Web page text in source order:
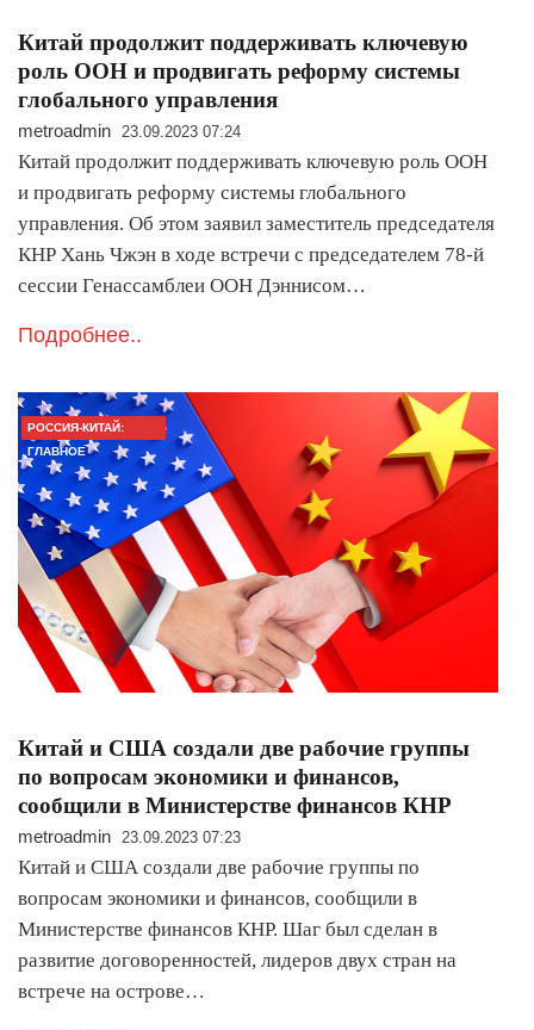
Китай продолжит поддерживать ключевую
роль ООН и продвигать реформу системы
глобального управления
metroadmin 23.09.2023 07:24
Китай продолжит поддерживать ключевую роль ООН
и продвигать реформу системы глобального
управления. Об этом заявил заместитель председателя
КНР Хань Чжэн в ходе встречи с председателем 78-й
сессии Генассамблеи ООН Дэннисом…
Подробнее..
РОССИЯ-КИТАЙ:
ГЛАВНОЕ
Китай и США создали две рабочие группы
по вопросам экономики и финансов,
сообщили в Министерстве финансов КНР
metroadmin 23.09.2023 07:23
Китай и США создали две рабочие группы по
вопросам экономики и финансов, сообщили в
Министерстве финансов КНР. Шаг был сделан в
развитие договоренностей, лидеров двух стран на
встрече на острове…